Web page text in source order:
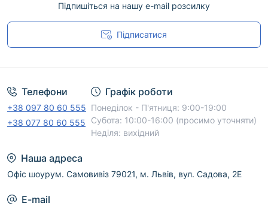
Підпишіться на нашу e-mail розсилку
Підписатися
Телефони
+38 097 80 60 555
+38 077 80 60 555
Графік роботи
Понеділок - П'ятниця: 9:00-19:00
Субота: 10:00-16:00 (просимо уточняти)
Неділя: вихідний
Наша адреса
Офіс шоурум. Самовивіз 79021, м. Львів, вул. Садова, 2Е
E-mail